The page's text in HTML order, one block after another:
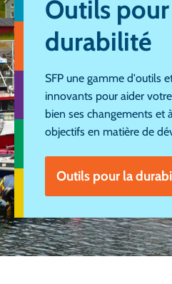
Outils
durabilité
SFP une gamme d'outils
innovants pour aider
bien ses changements et
objectifs en matière de
Outils pour la